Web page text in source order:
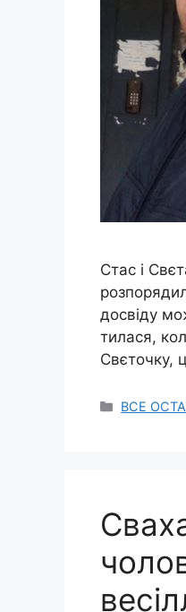
Стас і
досвіду
тилася,
Свєточку,
Categories
ВСЕ